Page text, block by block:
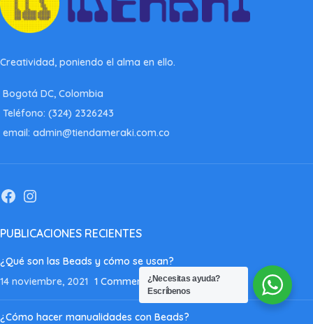
Creatividad, poniendo el alma en ello.
Bogotá DC, Colombia
Teléfono: (324) 2326243
email: admin@tiendameraki.com.co
PUBLICACIONES RECIENTES
¿Qué son las Beads y cómo se usan?
14 noviembre, 2021 1 Comment
¿Cómo hacer manualidades con Beads?
¿Necesitas ayuda?
Escríbenos